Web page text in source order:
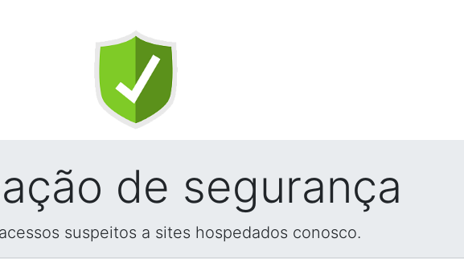
de segurança
suspeitos a sites hospedados conosco.